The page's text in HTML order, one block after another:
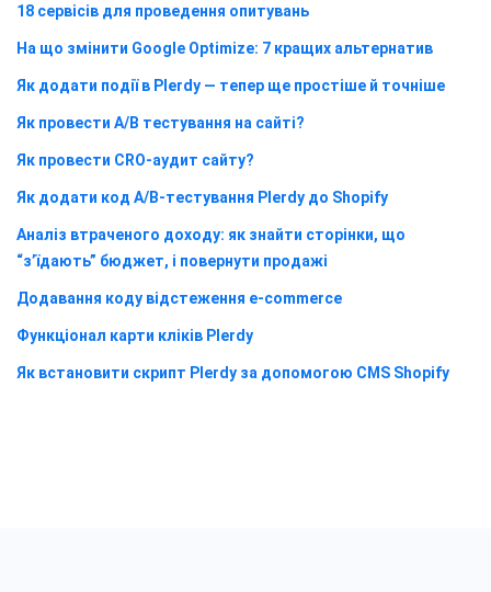
18 сервісів для проведення опитувань
На що змінити Google Optimize: 7 кращих альтернатив
Як додати події в Plerdy — тепер ще простіше й точніше
Як провести A/B тестування на сайті?
Як провести CRO-аудит сайту?
Як додати код A/B-тестування Plerdy до Shopify
Аналіз втраченого доходу: як знайти сторінки, що
“з’їдають” бюджет, і повернути продажі
Додавання коду відстеження e-commerce
Функціонал карти кліків Plerdy
Як встановити скрипт Plerdy за допомогою CMS Shopify